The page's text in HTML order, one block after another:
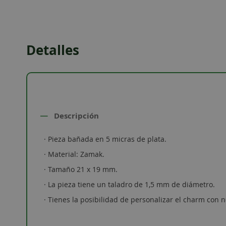
the
images
Detalles
Descripción
· Pieza bañada en 5 micras de plata.
· Material: Zamak.
· Tamaño 21 x 19 mm.
· La pieza tiene un taladro de 1,5 mm de diámetro.
· Tienes la posibilidad de personalizar el charm con